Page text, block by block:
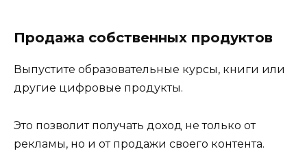
Продажа собственных продуктов
Выпустите образовательные курсы, книги или
другие цифровые продукты.
Это позволит получать доход не только от
рекламы, но и от продажи своего контента.